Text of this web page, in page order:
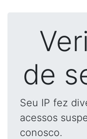
de
Seu IP fez
acessos
conosco.